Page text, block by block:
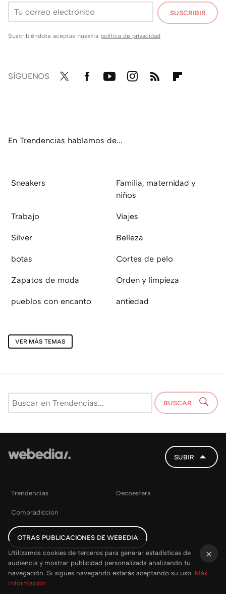
SUSCRIBIR
Suscribiéndote aceptas nuestra política de privacidad
SÍGUENOS
En Trendencias hablamos de...
Sneakers
Familia, maternidad y
niños
Trabajo Viajes
Silver Belleza
botas Cortes de pelo
Zapatos de moda Orden y limpieza
pueblos con encanto antiedad
VER MÁS TEMAS
BUSCAR
SUBIR
Trendencias Decoesfera
Compradiccion
OTRAS PUBLICACIONES DE WEBEDIA
Utilizamos cookies de terceros para generar estadísticas de
audiencia y mostrar publicidad personalizada analizando tu
navegación. Si sigues navegando estarás aceptando su uso. Más
información